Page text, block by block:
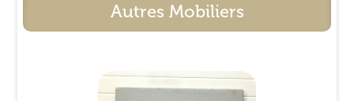
Autres Mobiliers